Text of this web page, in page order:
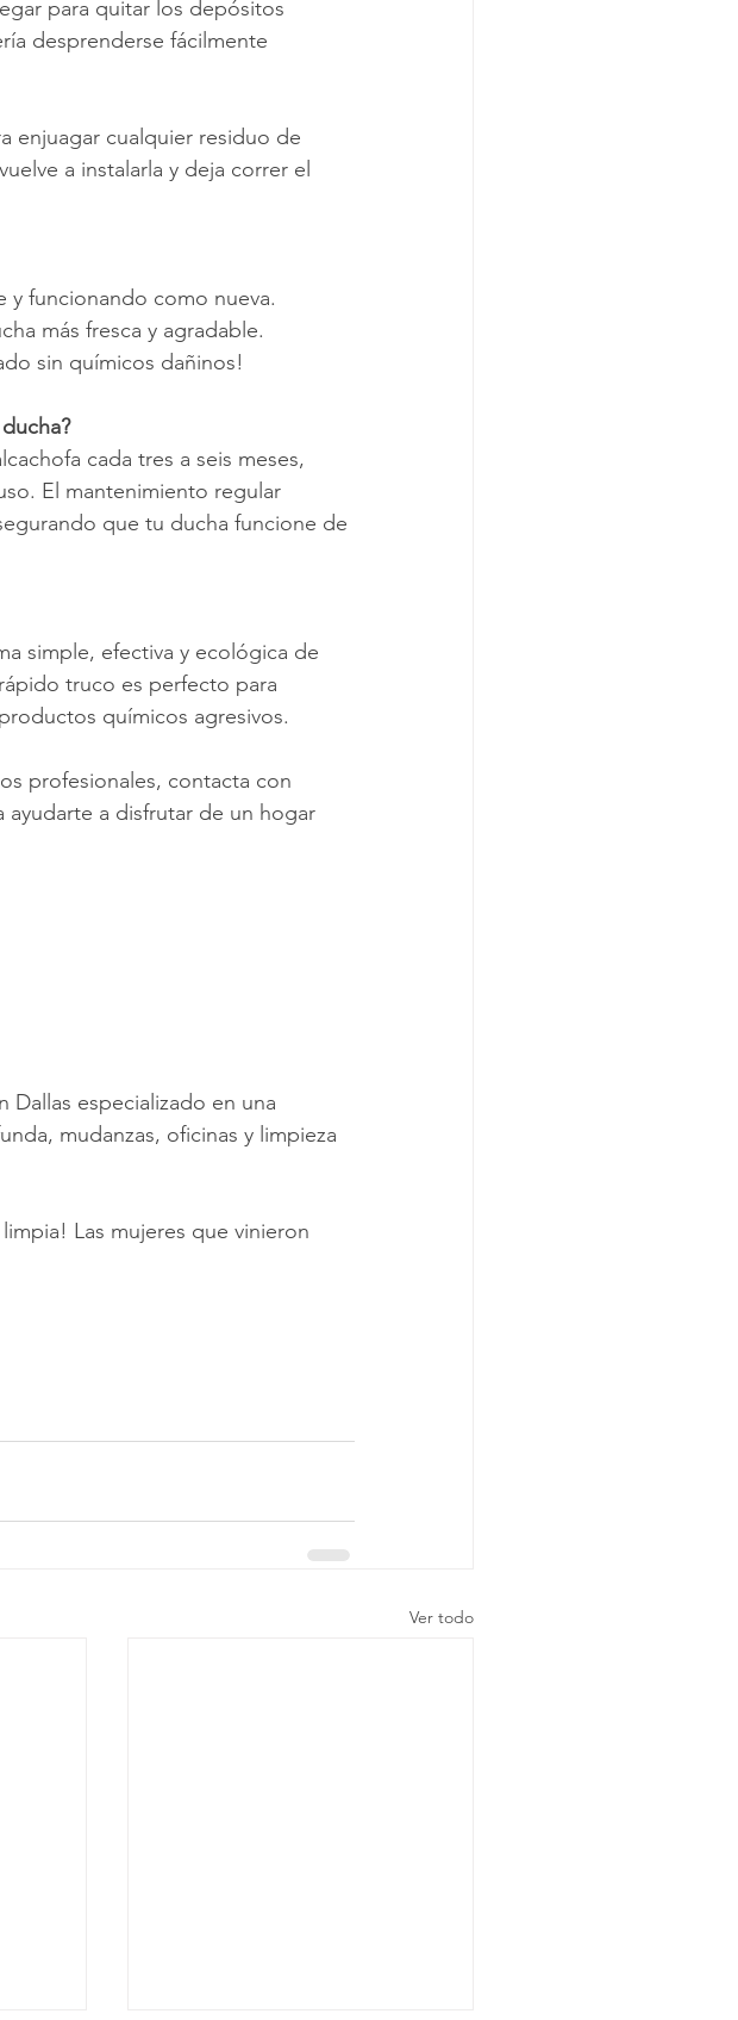
para quitar los depósitos
desprenderse fácilmente
enjuagar cualquier residuo de
a instalarla y deja correr el
y funcionando como nueva.
más fresca y agradable.
sin químicos dañinos!
cada tres a seis meses,
El mantenimiento regular
que tu ducha funcione de
simple, efectiva y ecológica de
truco es perfecto para
químicos agresivos.
profesionales, contacta con
ayudarte a disfrutar de un hogar
Dallas especializado en una
mudanzas, oficinas y limpieza
Las mujeres que vinieron
Ver todo